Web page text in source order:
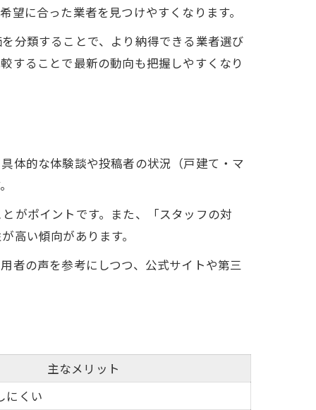
に合った業者を見つけやすくなります。
分類することで、より納得できる業者選び
することで最新の動向も把握しやすくなり
体的な体験談や投稿者の状況（戸建て・マ
がポイントです。また、「スタッフの対
高い傾向があります。
者の声を参考にしつつ、公式サイトや第三
主なメリット
にくい